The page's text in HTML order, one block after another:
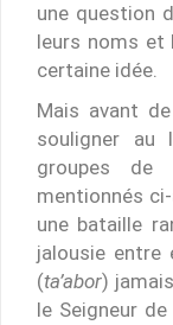
une question
leurs noms et
certaine idée.
Mais avant
souligner
groupes de
mentionnés
une bataille
jalousie entre
(ta’abor)
le Seigneur